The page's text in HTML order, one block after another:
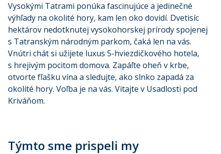
Vysokými Tatrami ponúka fascinujúce a jedinečné
výhľady na okolité hory, kam len oko dovidí. Dvetisíc
hektárov nedotknutej vysokohorskej prírody spojenej
s Tatranským národným parkom, čaká len na vás.
Vnútri chát si užijete luxus 5-hviezdičkového hotela,
s hrejivým pocitom domova. Zapáľte oheň v krbe,
otvorte fľašku vína a sledujte, ako slnko zapadá za
okolité hory. Voľba je na vás. Vitajte v Usadlosti pod
Kriváňom.
Týmto sme prispeli my